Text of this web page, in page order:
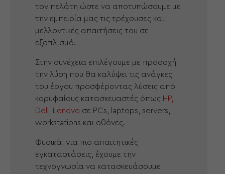
τον πελάτη ώστε να αποτυπώσουμε με
την εμπειρία μας τις τρέχουσες και
μελλοντικές απαιτήσεις του σε
εξοπλισμό.
Στην συνέχεια επιλέγουμε με προσοχή
την λύση που θα καλύψει τις ανάγκες
του έργου προσφέροντας λύσεις από
κορυφαίους κατασκευαστές όπως HP,
Dell, Lenovo σε PCs, laptops, servers,
workstations και οθόνες.
Φυσικά, για πιο απαιτητικές
εγκαταστάσεις, έχουμε την
τεχνογνωσία να κατασκευάσουμε